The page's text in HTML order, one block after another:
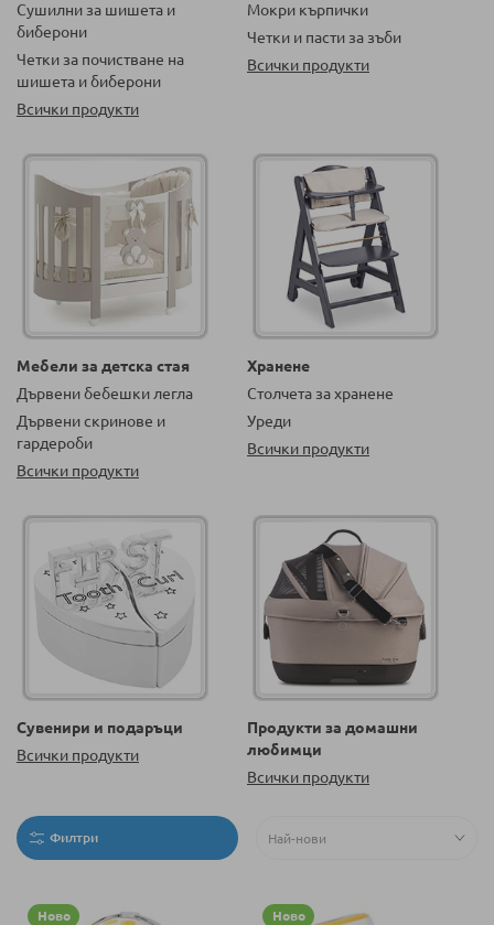
Сушилни за шишета и
биберони
Четки за почистване на
шишета и биберони
Всички продукти
Мокри кърпички
Четки и пасти за зъби
Всички продукти
Мебели за детска стая
Дървени бебешки легла
Дървени скринове и
гардероби
Всички продукти
Хранене
Столчета за хранене
Уреди
Всички продукти
Сувенири и подаръци
Всички продукти
Продукти за домашни
любимци
Всички продукти
Филтри
Ново Ново